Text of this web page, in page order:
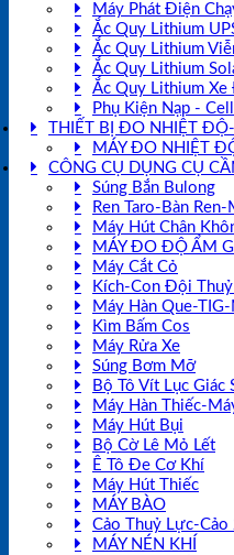
Máy Phát Điện
Ắc Quy Lithium
Ắc Quy Lithium
Ắc Quy Lithium
Ắc Quy Lithium Xe
Phụ Kiện Nạp -
THIẾT BỊ ĐO NHIỆT
MÁY ĐO NHIỆT
CÔNG CỤ DỤNG CỤ
Súng Bắn Bulong
Ren Taro-Bàn Ren-
Máy Hút Chân
MÁY ĐO ĐỘ ẨM
Máy Cắt Cỏ
Kích-Con Đội
Máy Hàn Que-
Kìm Bấm Cos
Máy Rửa Xe
Súng Bơm Mỡ
Bộ Tô Vít Lục Giác
Máy Hàn Thiếc-
Máy Hút Bụi
Bộ Cờ Lê Mỏ Lết
Ê Tô Đe Cơ Khí
Máy Hút Thiếc
MÁY BÀO
Cảo Thuỷ Lực-Cảo
MÁY NÉN KHÍ